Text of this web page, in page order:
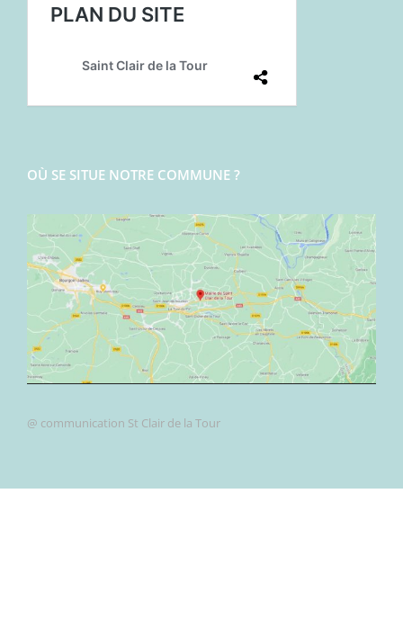
OÙ SE SITUE NOTRE COMMUNE ?
@ communication St Clair de la Tour